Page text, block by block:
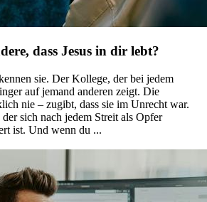
dass Jesus in dir lebt?
sie. Der Kollege, der bei jedem
auf jemand anderen zeigt. Die
nie – zugibt, dass sie im Unrecht war.
sich nach jedem Streit als Opfer
ist. Und wenn du ...